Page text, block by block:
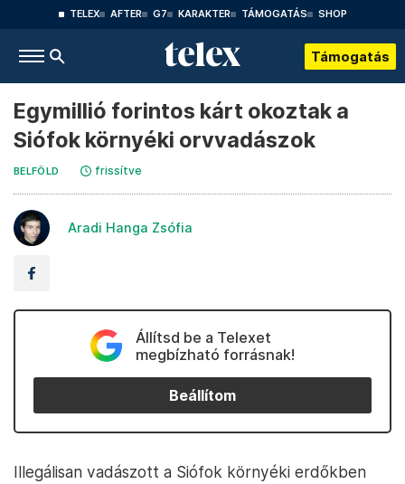
TELEX AFTER G7 KARAKTER TÁMOGATÁS SHOP
Támogatás
Egymillió forintos kárt okoztak a
Siófok környéki orvvadászok
BELFÖLD frissítve
Aradi Hanga Zsófia
Állítsd be a Telexet
megbízható forrásnak!
Beállítom
Illegálisan vadászott a Siófok környéki erdőkben